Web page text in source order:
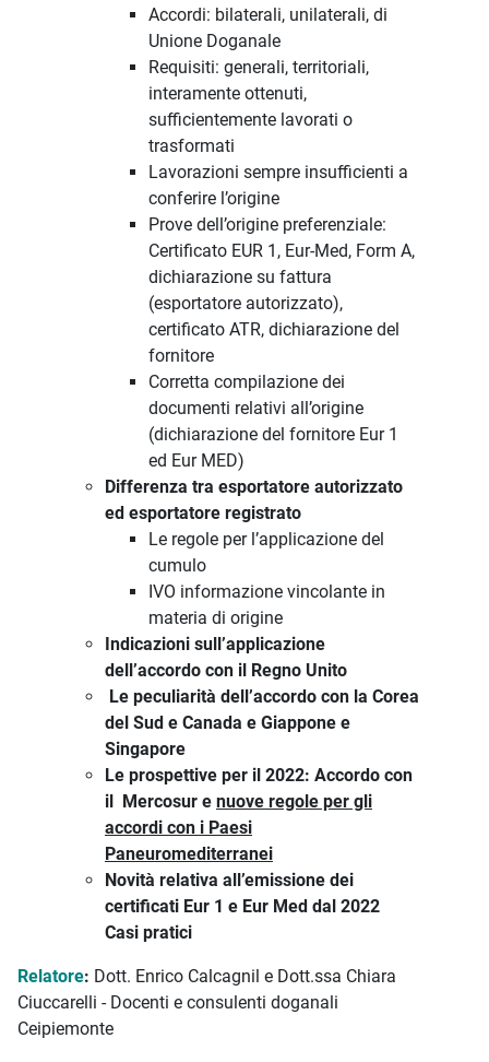
Accordi: bilaterali, unilaterali, di
Unione Doganale
Requisiti: generali, territoriali,
interamente ottenuti,
sufficientemente lavorati o
trasformati
Lavorazioni sempre insufficienti a
conferire l’origine
Prove dell’origine preferenziale:
Certificato EUR 1, Eur-Med, Form A,
dichiarazione su fattura
(esportatore autorizzato),
certificato ATR, dichiarazione del
fornitore
Corretta compilazione dei
documenti relativi all’origine
(dichiarazione del fornitore Eur 1
ed Eur MED)
Differenza tra esportatore autorizzato
ed esportatore registrato
Le regole per l’applicazione del
cumulo
IVO informazione vincolante in
materia di origine
Indicazioni sull’applicazione
dell’accordo con il Regno Unito
Le peculiarità dell’accordo con la Corea
del Sud e Canada e Giappone e
Singapore
Le prospettive per il 2022: Accordo con
il Mercosur e nuove regole per gli
accordi con i Paesi
Paneuromediterranei
Novità relativa all’emissione dei
certificati Eur 1 e Eur Med dal 2022
Casi pratici
Relatore: Dott. Enrico Calcagnil e Dott.ssa Chiara
Ciuccarelli - Docenti e consulenti doganali
Ceipiemonte